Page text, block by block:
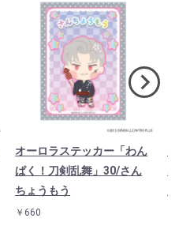
オーロラステッカー「わん
ぱく！刀剣乱舞」30/さん
ちょうもう
￥660
ぱ